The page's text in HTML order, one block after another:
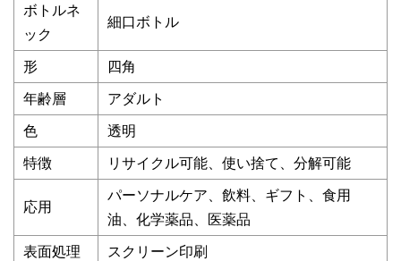
ボトルネ
ック
細口ボトル
形
四角
年齢層
アダルト
色
透明
特徴
リサイクル可能、使い捨て、分解可能
応用
パーソナルケア、飲料、ギフト、食用
油、化学薬品、医薬品
表面処理
スクリーン印刷